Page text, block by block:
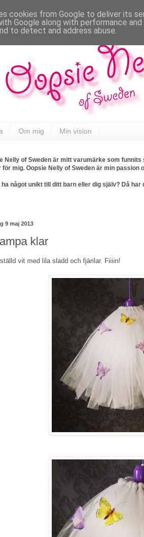
Om mig Min vision
Nelly of Sweden är mitt varumärke som
för mig. Oopsie Nelly of Sweden är min passion
ha något unikt till ditt barn eller dig själv? Då
9 maj 2013
klar
vit med lila sladd och fjärilar. Fiiiin!
cookies from Google to deliver its
Google along with performance
to detect and address abuse.